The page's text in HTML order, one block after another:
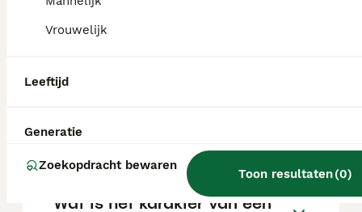
Vrouwelijk
Leeftijd
Generatie
Zoekopdracht bewaren
Toon resultaten(0)
Waarom heeft IJsland
herdershonden veel?
Wat is het karakter van een